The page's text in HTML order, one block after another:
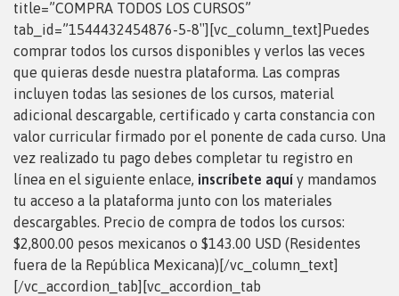
title=”COMPRA TODOS LOS CURSOS”
tab_id=”1544432454876-5-8″][vc_column_text]Puedes
comprar todos los cursos disponibles y verlos las veces
que quieras desde nuestra plataforma. Las compras
incluyen todas las sesiones de los cursos, material
adicional descargable, certificado y carta constancia con
valor curricular firmado por el ponente de cada curso. Una
vez realizado tu pago debes completar tu registro en
línea en el siguiente enlace, inscríbete aquí y mandamos
tu acceso a la plataforma junto con los materiales
descargables. Precio de compra de todos los cursos:
$2,800.00 pesos mexicanos o $143.00 USD (Residentes
fuera de la República Mexicana)[/vc_column_text]
[/vc_accordion_tab][vc_accordion_tab